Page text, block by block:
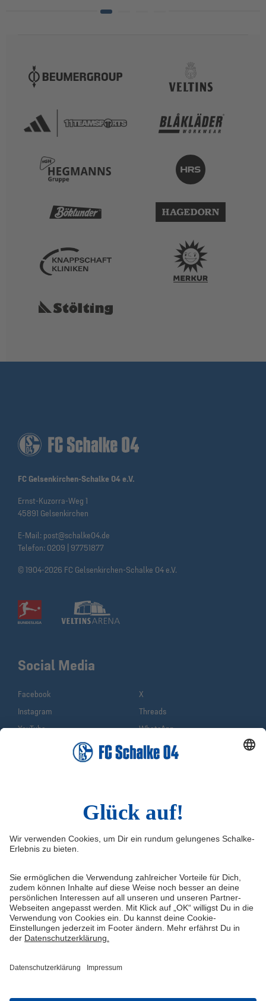
FC Gelsenkirchen-Schalke 04 e.V.
Ernst-Kuzorra-Weg 1
45891 Gelsenkirchen
E-Mail: post@schalke04.de
Telefon: 0209 | 97751877
© 1904-2026 FC Gelsenkirchen-Schalke 04 e.V.
Service & Kontakt
Erklärung zur Barrierefreiheit
Medienportal
Datenschutz
Haftungsausschluss
Tickets
VELTINS-Arena
Knappenschmiede
ERWIN buchen
Social Media
Facebook
X
Instagram
Threads
YouTube
WhatsApp
Sina Weibo